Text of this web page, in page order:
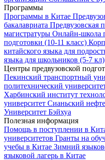
Программы
Программы в Китае
бакалавриата Предвузовская
магистратуры Онлайн-школа
подготовки (10-11 класс)
китайского языка для
языка для школьников (5-7 кл)
Центры предвузовской
Пекинский транспортный
политехнический
Харбинский институт
университет Сианьский
Университет Бэйхуа
Полезная информация
Помощь в поступлении в
университетов Гранты на
учебы в Китае Зимний
языковой лагерь в Китае